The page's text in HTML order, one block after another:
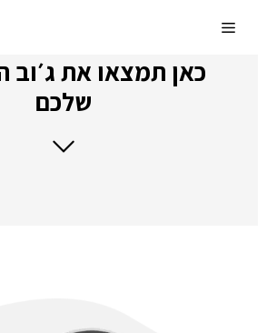
לתוכןMenu
כאן תמצאו את ג׳וב
שלכם